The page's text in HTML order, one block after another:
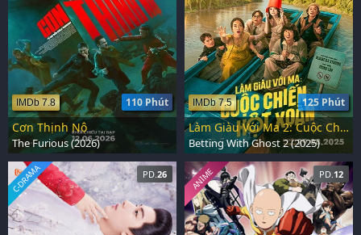
110 Phút
IMDb 7.8
Cơn Thịnh Nộ
The Furious (2026)
125 Phút
IMDb 7.5
Làm Giàu Với Ma 2: Cuộc Chiến Hột Xoàn
Betting With Ghost 2 (2025)
PD.26
C-DRAMA PD.12
ANIME